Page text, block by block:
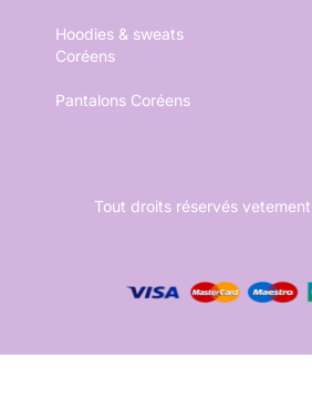
Hoodies & sweats
Coréens
Pantalons Coréens
Tout droits réservés